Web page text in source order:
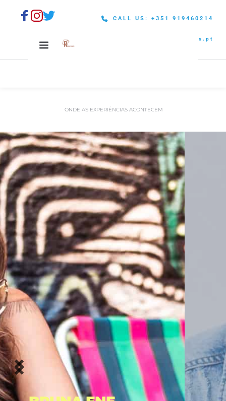
CALL US: +351 919460214
info@restartevents.pt
ONDE AS EXPERIÊNCIAS ACONTECEM
EDWIN VIBEZ